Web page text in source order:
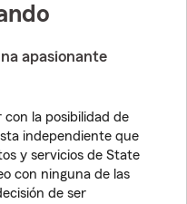
apasionante
la posibilidad de
independiente que
y servicios de State
con ninguna de las
de ser